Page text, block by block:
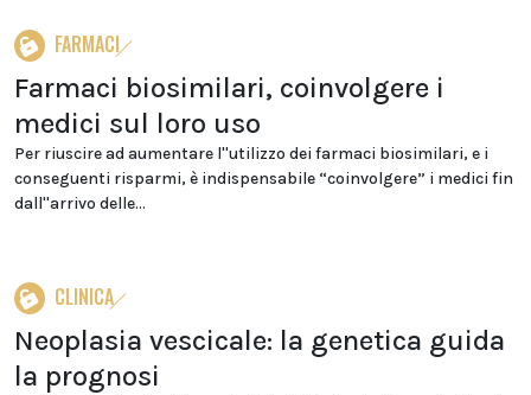
FARMACI
Farmaci biosimilari, coinvolgere i
medici sul loro uso
Per riuscire ad aumentare l''utilizzo dei farmaci biosimilari, e i
conseguenti risparmi, è indispensabile “coinvolgere” i medici fin
dall''arrivo delle...
CLINICA
Neoplasia vescicale: la genetica guida
la prognosi